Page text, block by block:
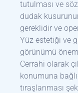
tutulması ve
dudak
gereklidir ve
Yüz estetiği ve
görünümü
Cerrahi olarak
konumuna
tıraşlanması